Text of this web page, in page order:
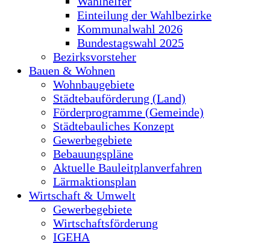
Einteilung der Wahlbezirke
Kommunalwahl 2026
Bundestagswahl 2025
Bezirksvorsteher
Bauen & Wohnen
Wohnbaugebiete
Städtebauförderung (Land)
Förderprogramme (Gemeinde)
Städtebauliches Konzept
Gewerbegebiete
Bebauungspläne
Aktuelle Bauleitplanverfahren
Lärmaktionsplan
Wirtschaft & Umwelt
Gewerbegebiete
Wirtschaftsförderung
IGEHA